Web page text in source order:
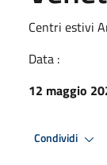
Centri estivi
Data :
12 maggio
Condividi